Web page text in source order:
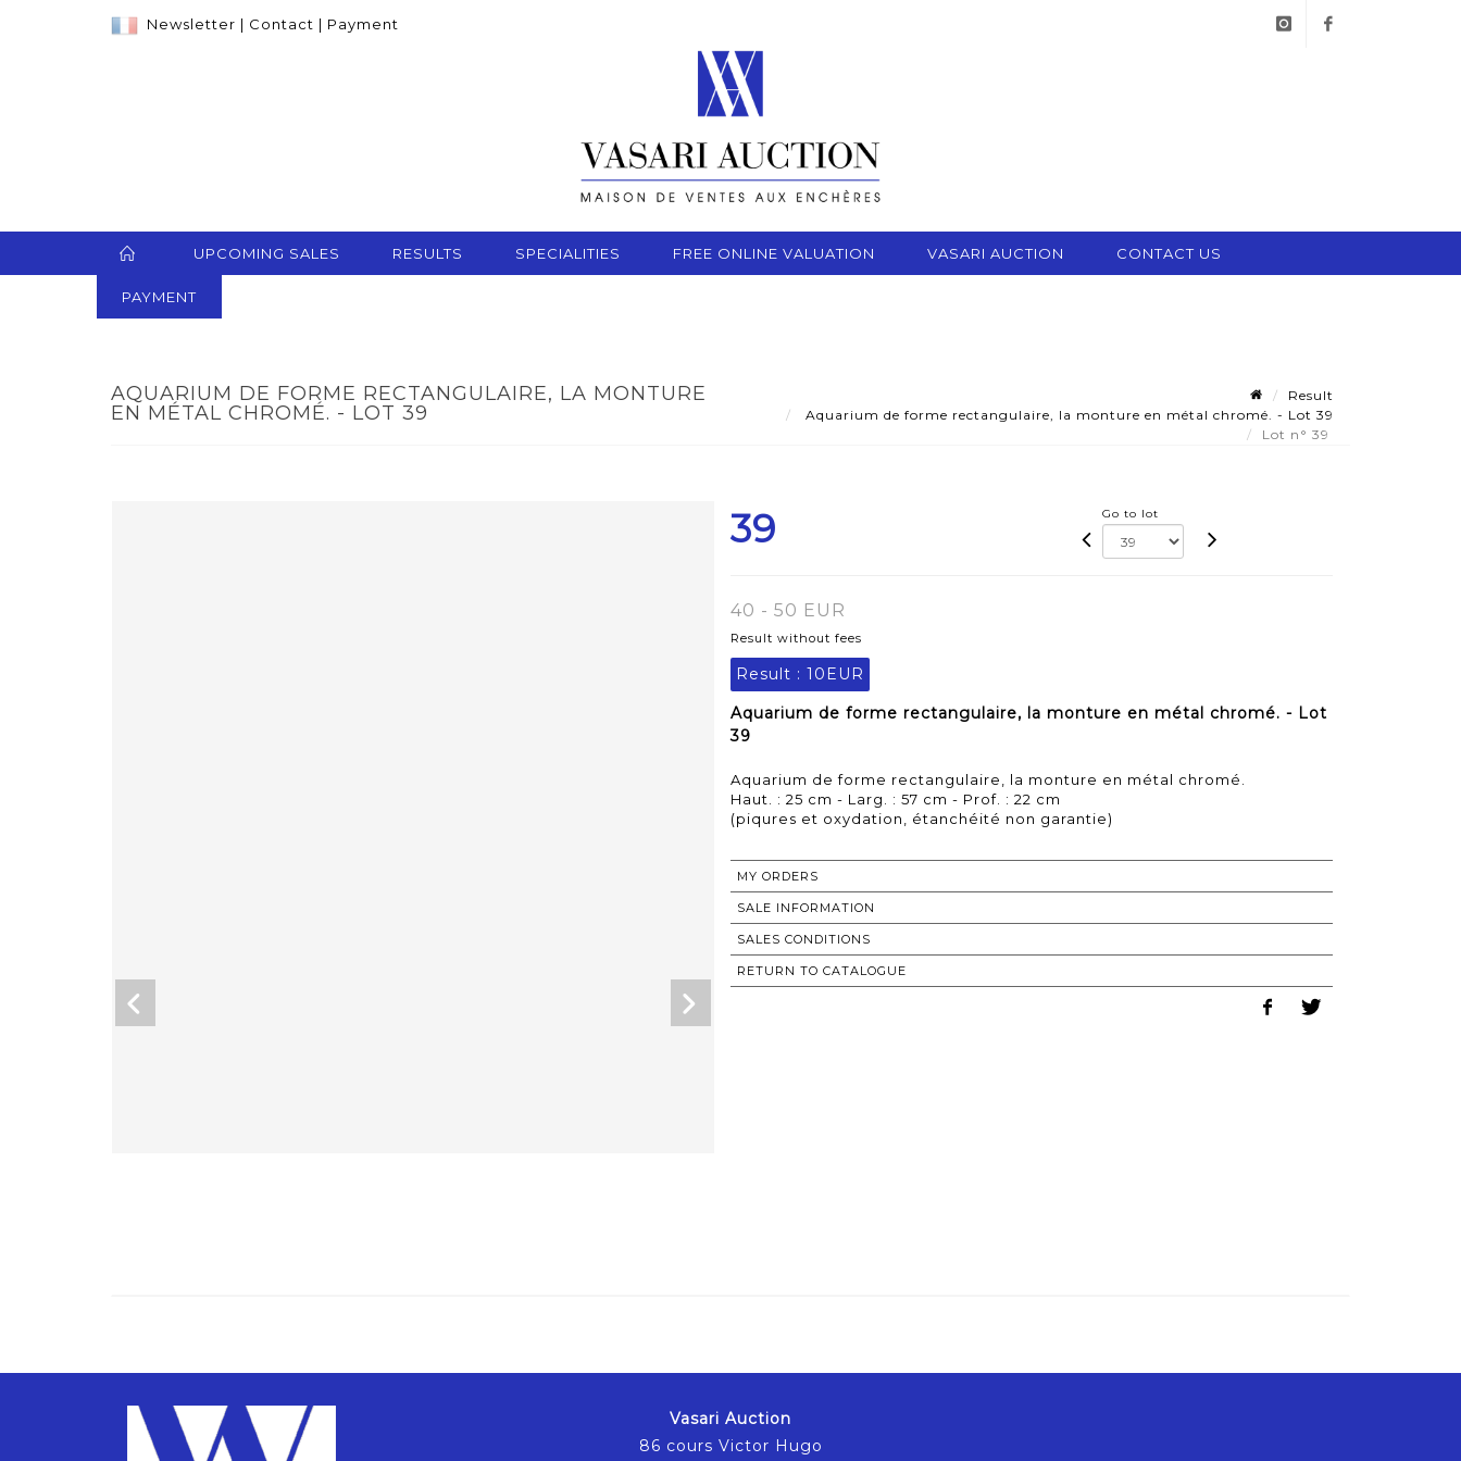
Newsletter | Contact | Payment
UPCOMING SALES RESULTS SPECIALITIES FREE ONLINE VALUATION VASARI AUCTION CONTACT US
PAYMENT
AQUARIUM DE FORME RECTANGULAIRE, LA MONTURE
EN MÉTAL CHROMÉ. - LOT 39
Result
Aquarium de forme rectangulaire, la monture en métal chromé. - Lot 39
Lot n° 39
39 Go to lot
40 - 50 EUR
Result without fees
Result : 10EUR
Aquarium de forme rectangulaire, la monture en métal chromé. - Lot
39
Aquarium de forme rectangulaire, la monture en métal chromé.
Haut. : 25 cm - Larg. : 57 cm - Prof. : 22 cm
(piqures et oxydation, étanchéité non garantie)
MY ORDERS
SALE INFORMATION
SALES CONDITIONS
RETURN TO CATALOGUE
Vasari Auction
86 cours Victor Hugo